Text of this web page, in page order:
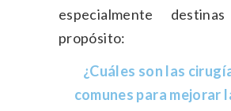
especialmente
propósito:
¿Cuáles son las
comunes para mejorar